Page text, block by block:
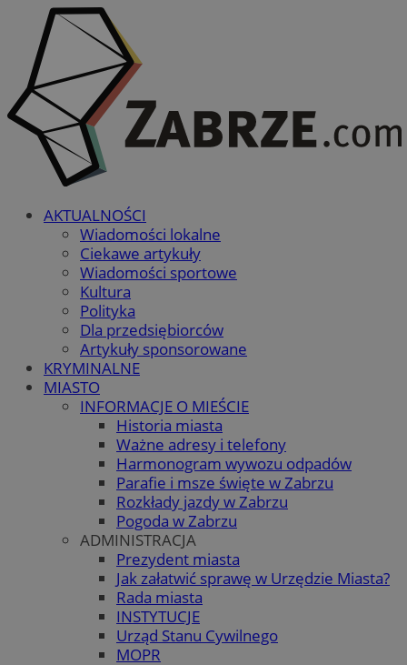
AKTUALNOŚCI
Wiadomości lokalne
Ciekawe artykuły
Wiadomości sportowe
Kultura
Polityka
Dla przedsiębiorców
Artykuły sponsorowane
KRYMINALNE
MIASTO
INFORMACJE O MIEŚCIE
Historia miasta
Ważne adresy i telefony
Harmonogram wywozu odpadów
Parafie i msze święte w Zabrzu
Rozkłady jazdy w Zabrzu
Pogoda w Zabrzu
ADMINISTRACJA
Prezydent miasta
Jak załatwić sprawę w Urzędzie Miasta?
Rada miasta
INSTYTUCJE
Urząd Stanu Cywilnego
MOPR